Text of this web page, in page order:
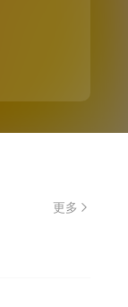
更多